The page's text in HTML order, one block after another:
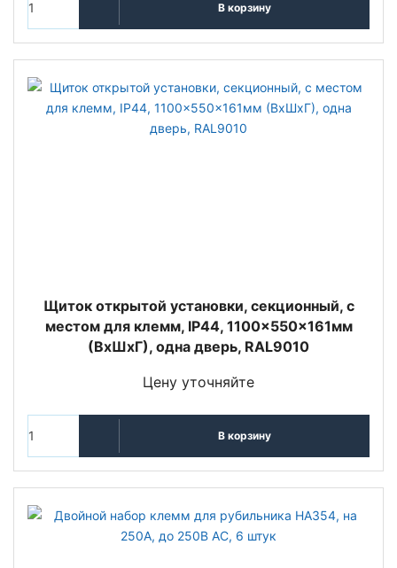
В корзину
Щиток открытой установки, секционный, с
местом для клемм, IP44, 1100x550x161мм
(ВхШхГ), одна дверь, RAL9010
Цену уточняйте
В корзину